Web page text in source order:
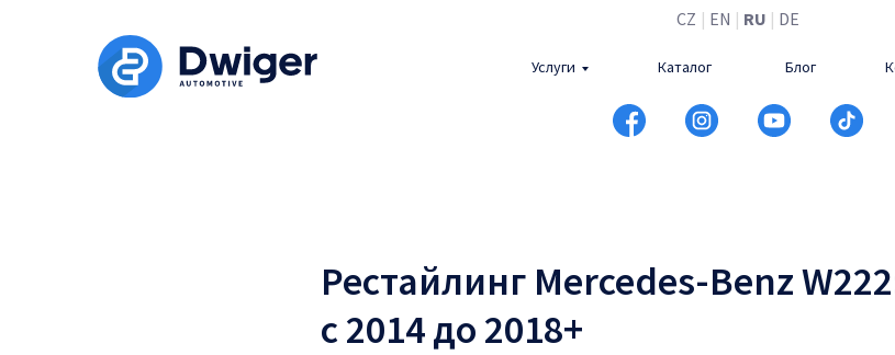
| DE
CZ |
| RU
EN
Каталог Блог
Услуги
Рестайлинг Mercedes-Benz
с 2014 до 2018+